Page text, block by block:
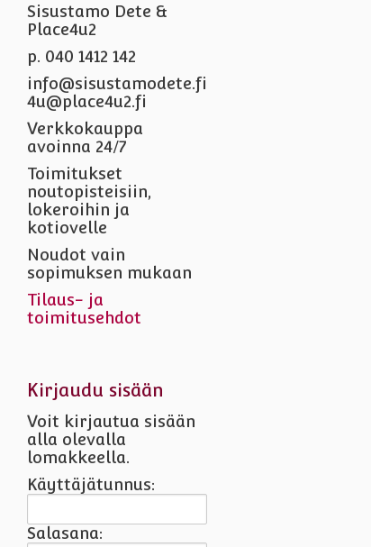
Sisustamo Dete &
Place4u2
p. 040 1412 142
info@sisustamodete.fi
4u@place4u2.fi
Verkkokauppa
avoinna 24/7
Toimitukset
noutopisteisiin,
lokeroihin ja
kotiovelle
Noudot vain
sopimuksen mukaan
Tilaus- ja
toimitusehdot
Kirjaudu sisään
Voit kirjautua sisään
alla olevalla
lomakkeella.
Käyttäjätunnus:
Salasana: